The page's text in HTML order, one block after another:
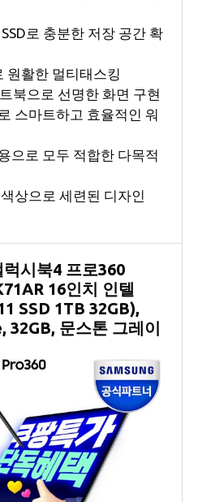
로 충분한 저장 공간 확
원활한 멀티태스킹
북으로 선명한 화면 구현
스마트하고 효율적인 워
으로 모두 적합한 다목적
상으로 세련된 디자인
시북4 프로360
16인치 인텔
SSD 1TB 32GB),
32GB, 문스톤 그레이